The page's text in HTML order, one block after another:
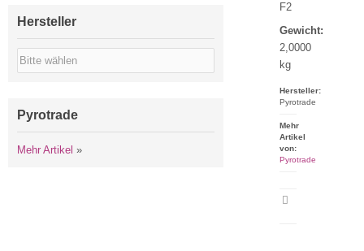
F2
Gewicht:
2,0000
kg
Hersteller:
Pyrotrade
Mehr
Artikel
von:
Pyrotrade
Hersteller
Pyrotrade
Mehr Artikel »